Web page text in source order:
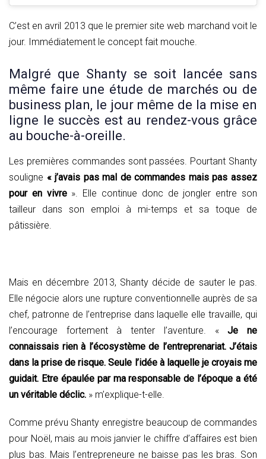
C’est en avril 2013 que le premier site web marchand voit le
jour. Immédiatement le concept fait mouche.
Malgré que Shanty se soit lancée sans
même faire une étude de marchés ou de
business plan, le jour même de la mise en
ligne le succès est au rendez-vous grâce
au bouche-à-oreille.
Les premières commandes sont passées. Pourtant Shanty
souligne « j’avais pas mal de commandes mais pas assez
pour en vivre ». Elle continue donc de jongler entre son
tailleur dans son emploi à mi-temps et sa toque de
pâtissière.
Mais en décembre 2013, Shanty décide de sauter le pas.
Elle négocie alors une rupture conventionnelle auprès de sa
chef, patronne de l’entreprise dans laquelle elle travaille, qui
l’encourage fortement à tenter l’aventure. «Je ne
connaissais rien à l’écosystème de l’entreprenariat. J’étais
dans la prise de risque. Seule l’idée à laquelle je croyais me
guidait. Etre épaulée par ma responsable de l’époque a été
un véritable déclic. » m’explique-t-elle.
Comme prévu Shanty enregistre beaucoup de commandes
pour Noël, mais au mois janvier le chiffre d’affaires est bien
plus bas. Mais l’entrepreneure ne baisse pas les bras. Son